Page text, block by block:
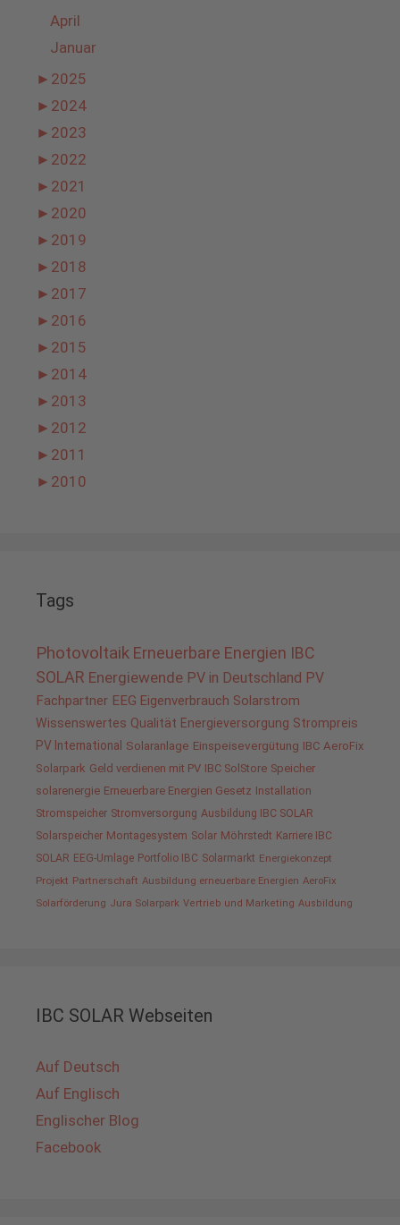
April
Januar
► 2025
► 2024
► 2023
► 2022
► 2021
► 2020
► 2019
► 2018
► 2017
► 2016
► 2015
► 2014
► 2013
► 2012
► 2011
► 2010
Tags
Photovoltaik Erneuerbare Energien IBC
SOLAR Energiewende PV in Deutschland PV
Fachpartner EEG Eigenverbrauch Solarstrom
Wissenswertes Qualität Energieversorgung Strompreis
PV International Solaranlage Einspeisevergütung IBC AeroFix
Solarpark Geld verdienen mit PV IBC SolStore Speicher
solarenergie Erneuerbare Energien Gesetz Installation
Stromspeicher Stromversorgung Ausbildung IBC SOLAR
Solarspeicher Montagesystem Solar Möhrstedt Karriere IBC
SOLAR EEG-Umlage Portfolio IBC Solarmarkt Energiekonzept
Projekt Partnerschaft Ausbildung erneuerbare Energien AeroFix
Solarförderung Jura Solarpark Vertrieb und Marketing Ausbildung
IBC SOLAR Webseiten
Auf Deutsch
Auf Englisch
Englischer Blog
Facebook